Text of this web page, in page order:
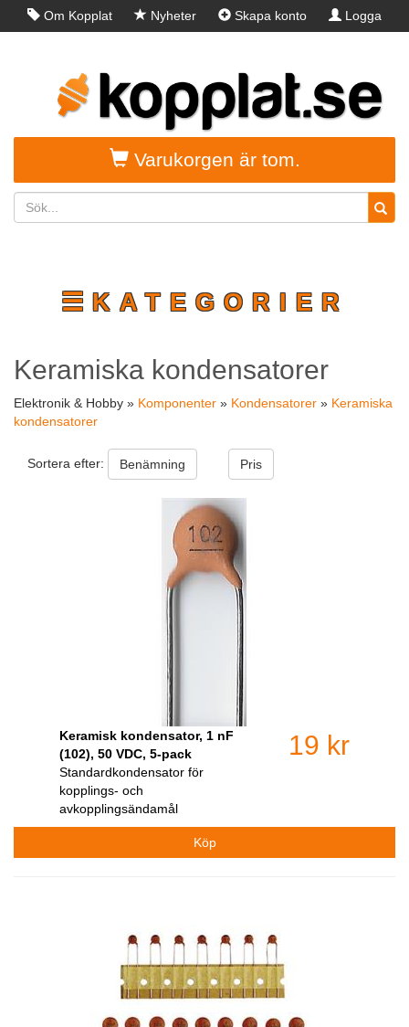
Om Kopplat Nyheter Skapa konto Logga
Varukorgen är tom.
☰KATEGORIER
Keramiska kondensatorer
Elektronik & Hobby » Komponenter » Kondensatorer » Keramiska
kondensatorer
Sortera efter: Benämning Pris
Keramisk kondensator, 1 nF
(102), 50 VDC, 5-pack
Standardkondensator för
kopplings- och
avkopplingsändamål
19 kr